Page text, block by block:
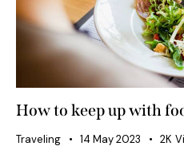
How to keep up with
Traveling 14 May 2023 2K